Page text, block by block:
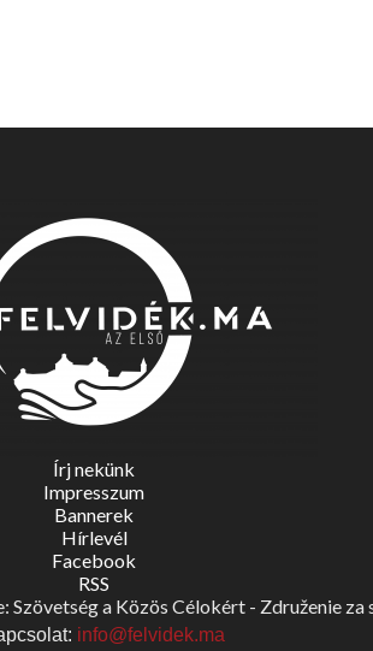
Írj nekünk
Impresszum
Bannerek
Hírlevél
Facebook
RSS
a Közös Célokért - Združenie za
info@felvidek.ma